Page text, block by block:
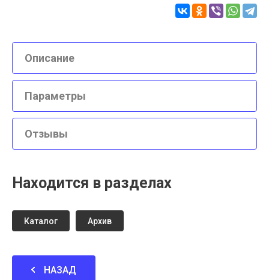
Описание
Параметры
Отзывы
Находится в разделах
Каталог Архив
НАЗАД